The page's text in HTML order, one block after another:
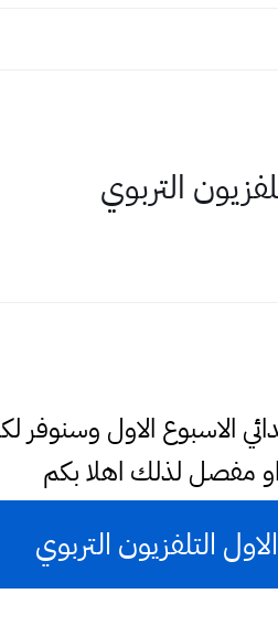
التربوي
الاسبوع الاول وسنوفر
مفصل لذلك اهلا بكم
التلفزيون التربوي